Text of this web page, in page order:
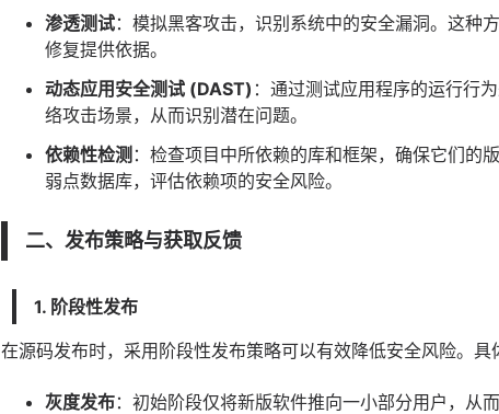
渗透测试：模拟黑客攻击，识别系统中的安全漏洞。这种
修复提供依据。
动态应用 安全测试 (DAST) ：通过测试应用程序的运行行
络攻击场景，从而识别潜在问题。
依赖性检测 ：检查项目中所依赖的库和框架，确保它们的
弱点数据库，评估依赖项的安全风险。
二、发布策略与获取反馈
1. 阶段性发布
在源码发布时，采用阶段性发布策略可以有效降低安全风险。具
灰度发布：初始阶段仅将新版软件推向一小部分用户，从